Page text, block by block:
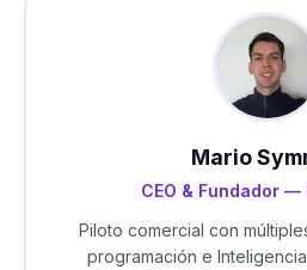
Mario
CEO & Fundador
Piloto comercial con
programación e